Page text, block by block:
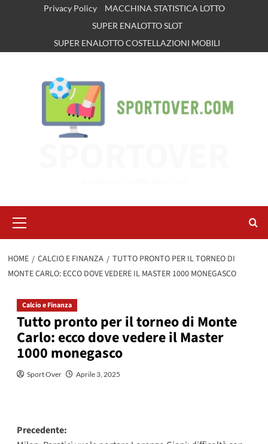
Privacy Policy
MACCHINA STATISTICA LOTTO
SUPER ENALOTTO SLOT
SUPER ENALOTTO COSTELLAZIONI MOBILI
principale
HOME CALCIO E FINANZA
TUTTO PRONTO PER IL TORNEO DI
MONTE CARLO: ECCO DOVE VEDERE IL MASTER 1000 MONEGASCO
Calcio e Finanza
Tutto pronto per il torneo di Monte
Carlo: ecco dove vedere il Master
1000 monegasco
Sport Over Aprile 3, 2025
Navigazione
Precedente: